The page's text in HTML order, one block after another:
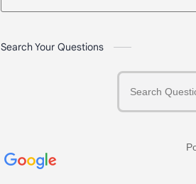
Search Your Questions